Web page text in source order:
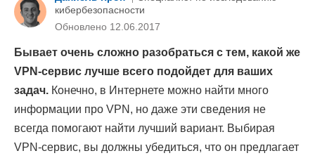
кибербезопасности
Обновлено 12.06.2017
Бывает очень сложно разобраться с тем, какой же
VPN-сервис лучше всего подойдет для ваших
задач. Конечно, в Интернете можно найти много
информации про VPN, но даже эти сведения не
всегда помогают найти лучший вариант. Выбирая
VPN-сервис, вы должны убедиться, что он предлагает